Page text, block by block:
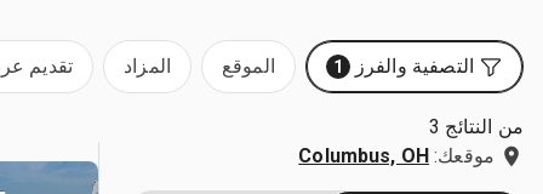
التصفية والفرز 1 الموقع المزاد تقديم
من النتائج 3
موقعك: Columbus, OH